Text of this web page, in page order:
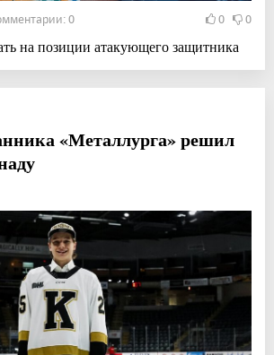
0 0 0
на позиции атакующего защитника
«Металлурга» решил